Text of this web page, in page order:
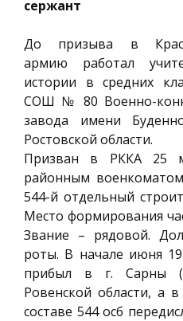
сержант
До призыва в
армию работал
истории в средних
СОШ № 80 Военно-
завода имени
Ростовской области.
Призван в РККА 25
районным
544-й отдельный
Место формирования
Звание – рядовой.
роты. В начале июня
прибыл в г. Сарны
Ровенской области, а
составе 544 осб